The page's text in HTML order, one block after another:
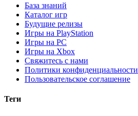
База знаний
Каталог игр
Будущие релизы
Игры на PlayStation
Игры на PC
Игры на Xbox
Свяжитесь с нами
Политики конфиденциальности
Пользовательское соглашение
Теги